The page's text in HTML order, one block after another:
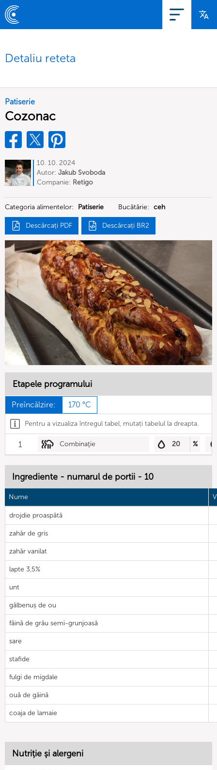
Detaliu reteta
Patiserie
Cozonac
10. 10. 2024
Autor: Jakub Svoboda
Companie: Retigo
Categoria alimentelor: Patiserie Bucătărie: ceh
Descărcați PDF Descărcați BR2
Etapele programului
Preîncălzire: 170 °C
Pentru a vizualiza întregul tabel, mutați tabelul la dreapta.
1 Combinaţie 20 %
Ingrediente - numarul de portii - 10
Nume
drojdie proaspătă
zahăr de gris
zahăr vanilat
lapte 3,5%
unt
gălbenuș de ou
făină de grâu semi-grunjoasă
sare
stafide
fulgi de migdale
ouă de găină
coaja de lamaie
Nutriție și alergeni